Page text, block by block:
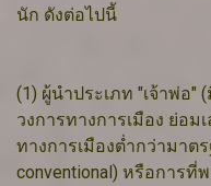
นัก ดังต่อไปนี้
(1) ผู้นำประเภท "เจ้าพ่อ"
วงการทางการเมือง ย่อ
ทางการเมืองต่ำกว่ามาต
conventional) หรือการที่